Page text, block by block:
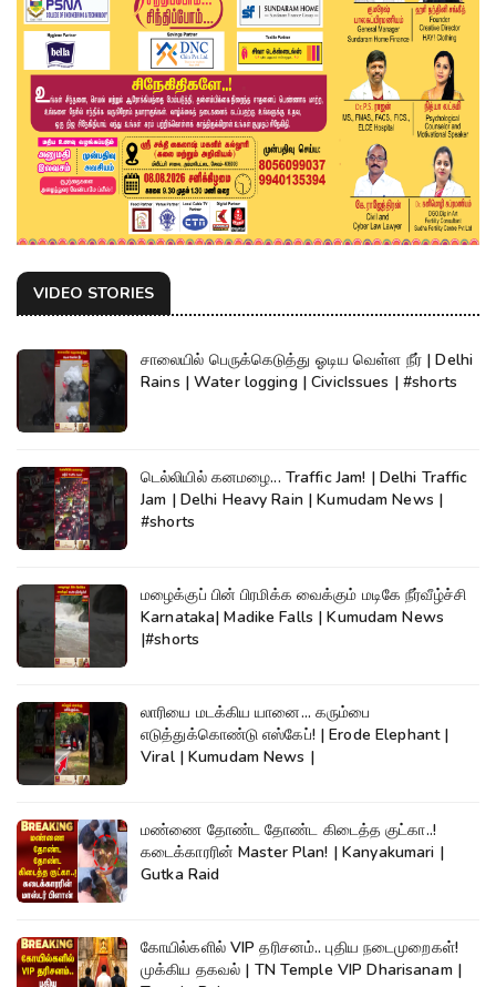
VIDEO STORIES
சாலையில் பெருக்கெடுத்து ஓடிய வெள்ள நீர் | Delhi
Rains | Water logging | CivicIssues | #shorts
டெல்லியில் கனமழை... Traffic Jam! | Delhi Traffic
Jam | Delhi Heavy Rain | Kumudam News |
#shorts
மழைக்குப் பின் பிரமிக்க வைக்கும் மடிகே நீர்வீழ்ச்சி
Karnataka| Madike Falls | Kumudam News
|#shorts
லாரியை மடக்கிய யானை... கரும்பை
எடுத்துக்கொண்டு எஸ்கேப்! | Erode Elephant |
Viral | Kumudam News |
மண்ணை தோண்ட தோண்ட கிடைத்த குட்கா..!
கடைக்காரரின் Master Plan! | Kanyakumari |
Gutka Raid
கோயில்களில் VIP தரிசனம்.. புதிய நடைமுறைகள்!
முக்கிய தகவல் | TN Temple VIP Dharisanam |